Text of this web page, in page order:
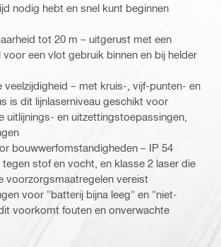
nodig hebt en snel kunt beginnen
tot 20 m – uitgerust met een
een vlot gebruik binnen en bij helder
veelzijdigheid – met kruis-, vijf-punten- en
is dit lijnlaserniveau geschikt voor
uitlijnings- en uitzettingstoepassingen,
bouwwerfomstandigheden – IP 54
stof en vocht, en klasse 2 laser die
voorzorgsmaatregelen vereist
voor "batterij bijna leeg" en "niet-
voorkomt fouten en onverwachte